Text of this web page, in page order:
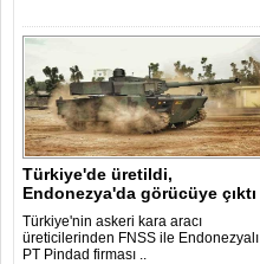
Türkiye'de üretildi,
Endonezya'da görücüye çıktı
Türkiye'nin askeri kara aracı
üreticilerinden FNSS ile Endonezyalı
PT Pindad firması ..